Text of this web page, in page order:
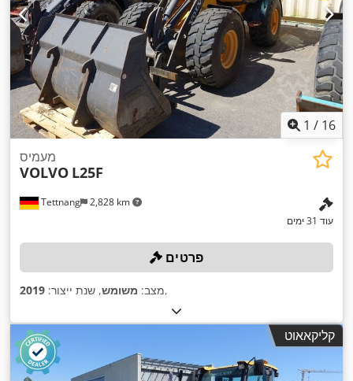
1 / 16
Tettnang 2,828 km
מעמיס
VOLVO L25F
עוד 31 ימים
פרטים
מצב: משומש, שנת ייצור: 2019 ,
קליקאאוט